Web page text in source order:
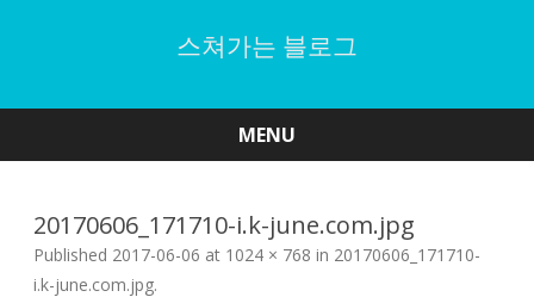
스쳐가는 블로그
MENU
20170606_171710-i.k-june.com.jpg
Published 2017-06-06 at 1024 × 768 in 20170606_171710-
i.k-june.com.jpg.